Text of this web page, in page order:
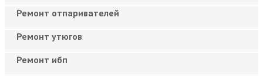
Ремонт отпаривателей
Ремонт утюгов
Ремонт ибп